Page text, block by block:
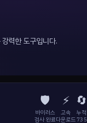
력한 도구입니다.
🛡️
바이러스
검사 완료
⚡
고속
다운로드
🔄
누적
735